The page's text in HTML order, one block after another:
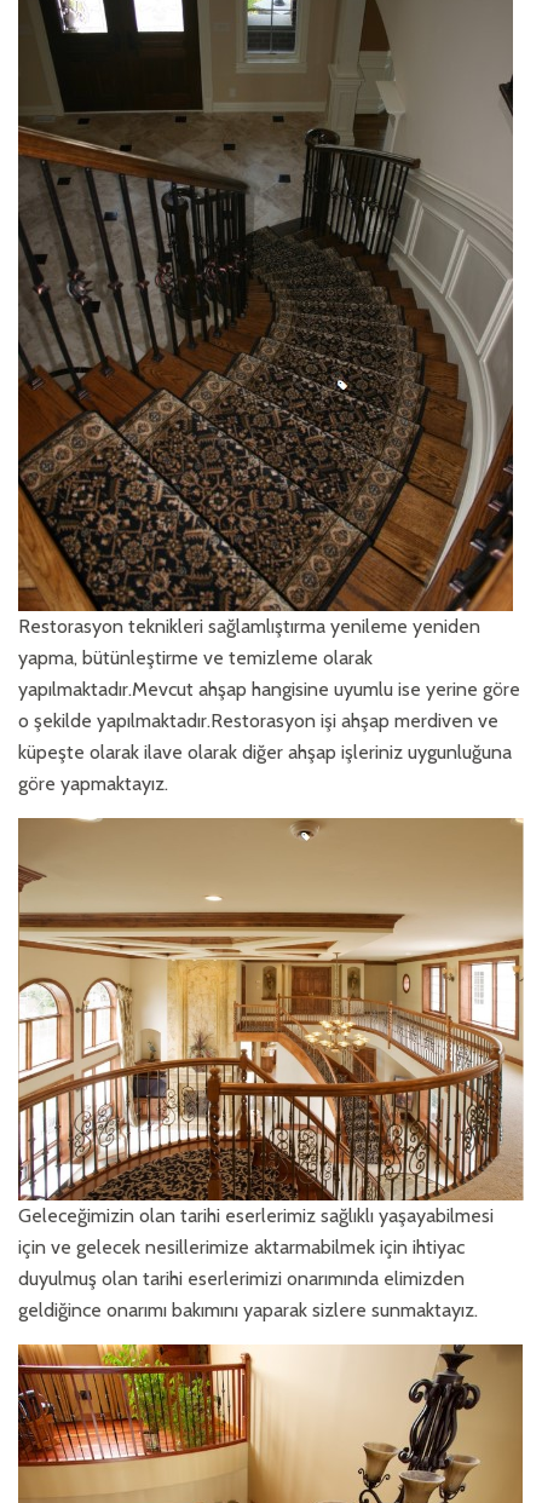
Restorasyon teknikleri sağlamlıştırma yenileme yeniden
yapma, bütünleştirme ve temizleme olarak
yapılmaktadır.Mevcut ahşap hangisine uyumlu ise yerine göre
o şekilde yapılmaktadır.Restorasyon işi ahşap merdiven ve
küpeşte olarak ilave olarak diğer ahşap işleriniz uygunluğuna
göre yapmaktayız.
Geleceğimizin olan tarihi eserlerimiz sağlıklı yaşayabilmesi
için ve gelecek nesillerimize aktarmabilmek için ihtiyac
duyulmuş olan tarihi eserlerimizi onarımında elimizden
geldiğince onarımı bakımını yaparak sizlere sunmaktayız.